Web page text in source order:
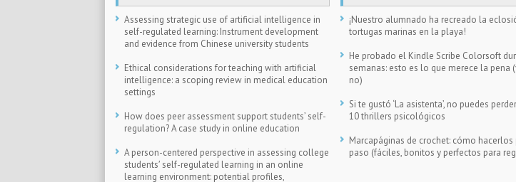
Assessing strategic use of artificial intelligence in
self-regulated learning: Instrument development
and evidence from Chinese university students
Ethical considerations for teaching with artificial
intelligence: a scoping review in medical education
settings
How does peer assessment support students’ self-
regulation? A case study in online education
A person-centered perspective in assessing college
students′ self-regulated learning in an online
learning environment: potential profiles,
¡Nuestro alumnado ha recreado la
tortugas marinas en la playa!
He probado el Kindle Scribe Colorsoft
semanas: esto es lo que merece la pena
no)
Si te gustó ‘La asistenta’, no puedes
10 thrillers psicológicos
Marcapáginas de crochet: cómo hacerlos
paso (fáciles, bonitos y perfectos para